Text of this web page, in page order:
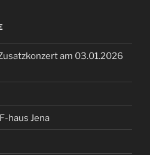
am 03.01.2026
haus Jena